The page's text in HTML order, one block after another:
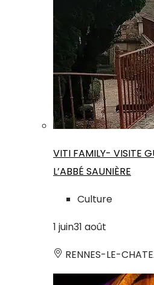
VITI FAMILY- VISITE
L’ABBÉ SAUNIÈRE
Culture
1 juin31 août
RENNES-LE-